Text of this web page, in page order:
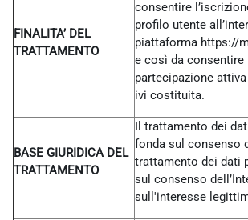
FINALITA’ DEL
TRATTAMENTO
consentire
profilo utente
piattaforma https://
e così da consentire
partecipazione
ivi costituita.
BASE GIURIDICA DEL
TRATTAMENTO
Il trattamento dei
fonda sul consenso
trattamento dei dati
sul consenso
sull'interesse